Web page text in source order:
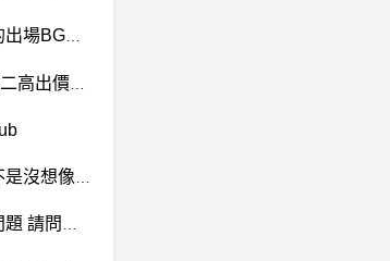
希洽- 鬼龍院羅曉的出場BGM是最頂的嗎 鬼龍院羅曉的出場BGM是最頂的嗎